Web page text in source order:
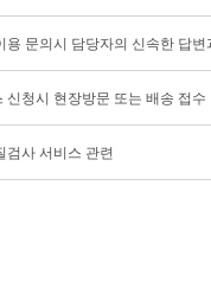
용 문의시 담당자의 신속한 답변
신청시 현장방문 또는 배송 접수
검사 서비스 관련